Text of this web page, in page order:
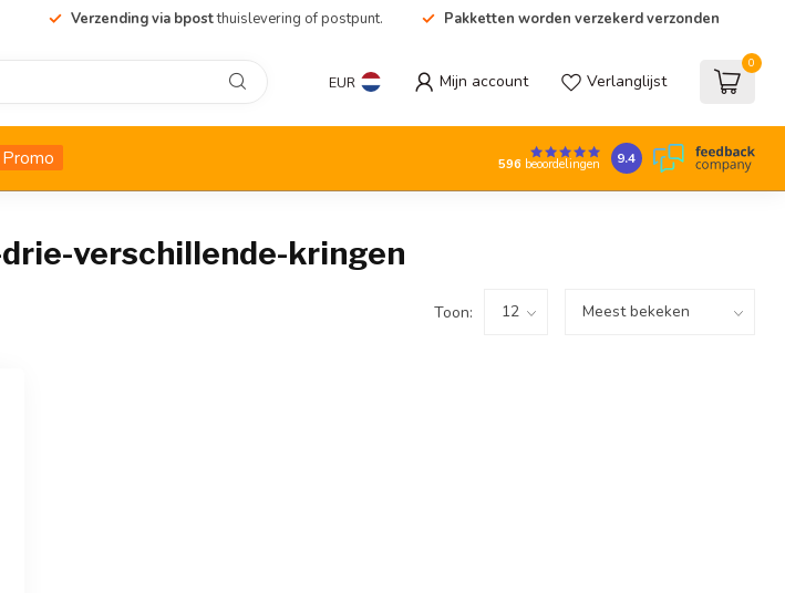
Verzending via bpostthuislevering of postpunt. Pakketten worden verzekerd verzonden
EUR Mijn account Verlanglijst
0
Promo 596beoordelingen 9.4
verschillende-kringen
Toon: